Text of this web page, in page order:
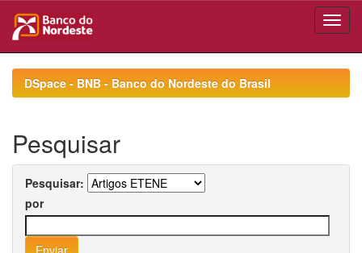
navigationDSpace - BNB - Banco do Nordeste do Brasil
Pesquisar
Pesquisar:
por